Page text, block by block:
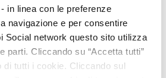
in linea con le preferenze
navigazione e per consentire
Social network questo sito utilizza
parti. Cliccando su “Accetta tutti”
di tutti i cookie. Cliccando sul
1223/2009